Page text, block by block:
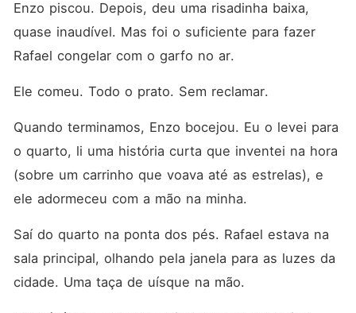
Enzo piscou. Depois, deu uma risadinha baixa,
quase inaudível. Mas foi o suficiente para fazer
Rafael congelar com o garfo no ar.
Ele comeu. Todo o prato. Sem reclamar.
Quando terminamos, Enzo bocejou. Eu o levei para
o quarto, li uma história curta que inventei na hora
(sobre um carrinho que voava até as estrelas), e
ele adormeceu com a mão na minha.
Saí do quarto na ponta dos pés. Rafael estava na
sala principal, olhando pela janela para as luzes da
cidade. Uma taça de uísque na mão.